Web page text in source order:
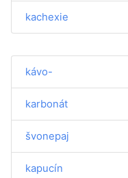
kachexie
kávo-
karbonát
švonepaj
kapucín